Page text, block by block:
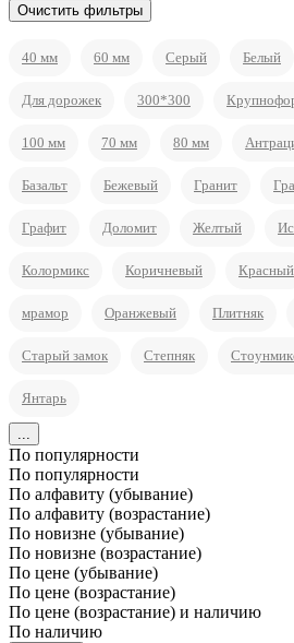
40 мм 60 мм Серый Белый
Для дорожек 300*300
100 мм 70 мм 80 мм
Базальт Бежевый Гранит
Графит Доломит Желтый
Колормикс Коричневый Красный
мрамор Оранжевый Плитняк
Старый замок Степняк
Янтарь
...
По популярности
По популярности
По алфавиту (убывание)
По алфавиту (возрастание)
По новизне (убывание)
По новизне (возрастание)
По цене (убывание)
По цене (возрастание)
По цене (возрастание) и наличию
По наличию